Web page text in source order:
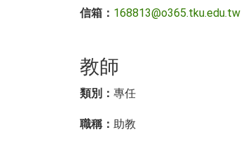
信箱： 168813@o365.tku.edu.tw
教師
類別： 專任
職稱： 助教